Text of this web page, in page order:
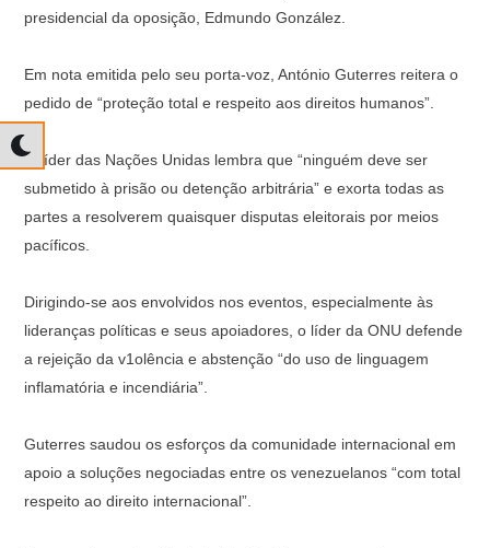
presidencial da oposição, Edmundo González.
Em nota emitida pelo seu porta-voz, António Guterres reitera o
pedido de “proteção total e respeito aos direitos humanos”.
O líder das Nações Unidas lembra que “ninguém deve ser
submetido à prisão ou detenção arbitrária” e exorta todas as
partes a resolverem quaisquer disputas eleitorais por meios
pacíficos.
Dirigindo-se aos envolvidos nos eventos, especialmente às
lideranças políticas e seus apoiadores, o líder da ONU defende
a rejeição da v1olência e abstenção “do uso de linguagem
inflamatória e incendiária”.
Guterres saudou os esforços da comunidade internacional em
apoio a soluções negociadas entre os venezuelanos “com total
respeito ao direito internacional”.